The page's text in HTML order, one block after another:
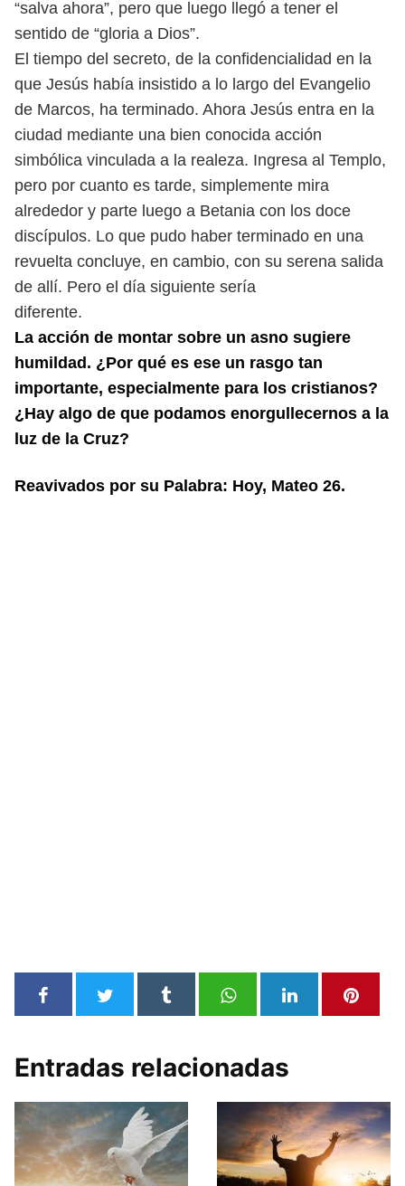
“salva ahora”, pero que luego llegó a tener el
sentido de “gloria a Dios”.
El tiempo del secreto, de la confidencialidad en la
que Jesús había insistido a lo largo del Evangelio
de Marcos, ha terminado. Ahora Jesús entra en la
ciudad mediante una bien conocida acción
simbólica vinculada a la realeza. Ingresa al Templo,
pero por cuanto es tarde, simplemente mira
alrededor y parte luego a Betania con los doce
discípulos. Lo que pudo haber terminado en una
revuelta concluye, en cambio, con su serena salida
de allí. Pero el día siguiente sería
diferente.
La acción de montar sobre un asno sugiere
humildad. ¿Por qué es ese un rasgo tan
importante, especialmente para los cristianos?
¿Hay algo de que podamos enorgullecernos a la
luz de la Cruz?
Reavivados por su Palabra: Hoy, Mateo 26.
Entradas relacionadas